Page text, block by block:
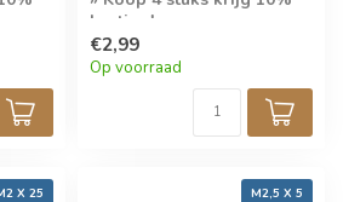
korting!
€2,99
Op voorraad
X 25 M2,5 X 5